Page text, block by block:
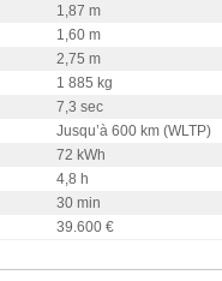
1,87 m
1,60 m
2,75 m
1 885 kg
7,3 sec
Jusqu’à 600 km (WLTP)
72 kWh
4,8 h
30 min
39.600 €